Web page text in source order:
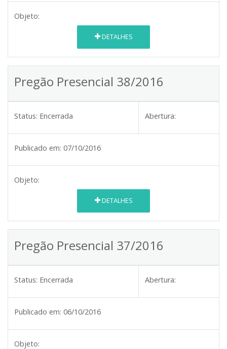
Objeto:
DETALHES
Pregão Presencial 38/2016
Status: Encerrada Abertura:
Publicado em: 07/10/2016
Objeto:
DETALHES
Pregão Presencial 37/2016
Status: Encerrada Abertura:
Publicado em: 06/10/2016
Objeto: